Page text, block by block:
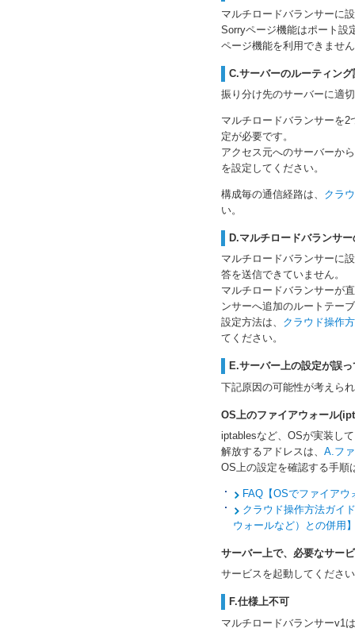
マルチロードバランサーに
Sorryページ機能はポート設
ページ機能を利用できませ
C.サーバーのルーティン
振り分け先のサーバーに適
マルチロードバランサーを
定が必要です。
アクセス元へのサーバーか
を設定してください。
構成毎の通信経路は、 クラ
い。
D.マルチロードバランサ
マルチロードバランサーに
答を送信できていません。
マルチロードバランサーが
ンサーへ追加のルートテー
設定方法は、 クラウド操作
てください。
E.サーバー上の設定が誤
下記原因の可能性が考えら
OS上のファイアウォール
iptablesなど、OSが実装し
解放するアドレスは、 A.フ
OS上の設定を確認する手順
FAQ【OSでファイア
クラウド操作方法ガイ
ウォールなど）との併用
サーバー上で、必要なサー
サービスを起動してくださ
F.仕様上不可
マルチロードバランサーv1